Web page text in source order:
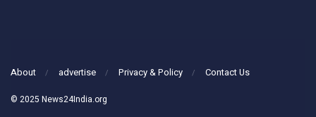
About advertise Privacy & Policy Contact Us
© 2025 News24India.org